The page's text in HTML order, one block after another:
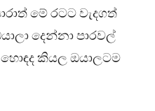
මේ රටට වැදගත්
දෙන්නා පාරවල්
කියල ඔයාලටම